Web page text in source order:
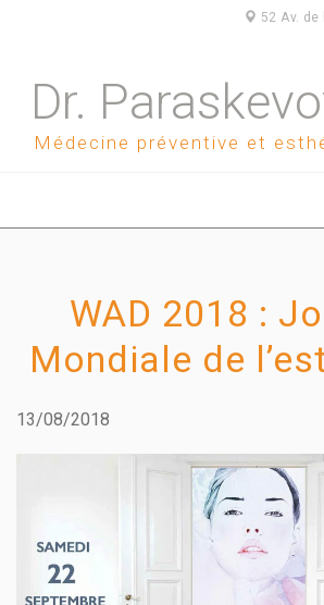
52 Av.
Dr.
Médecine préventive et
WAD 2018 :
Mondiale de
13/08/2018